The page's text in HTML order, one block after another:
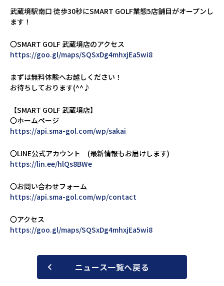
武蔵境駅南口 徒歩30秒にSMART GOLF業態5店舗目がオープンし
ます！
〇SMART GOLF 武蔵境店のアクセス
https://goo.gl/maps/SQSxDg4mhxjEa5wi8
まずは無料体験へお越しください！
お待ちしております(^^♪
【SMART GOLF 武蔵境店】
〇ホームページ
https://api.sma-gol.com/wp/sakai
〇LINE公式アカウント (最新情報もお届けします)
https://lin.ee/hlQs8BWe
〇お問い合わせフォーム
https://api.sma-gol.com/wp/contact
〇アクセス
https://goo.gl/maps/SQSxDg4mhxjEa5wi8
ニュース一覧へ戻る